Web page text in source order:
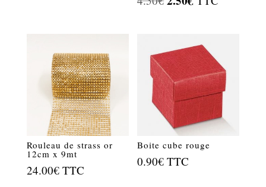
était :
4.50€.
est :
2.50€.
Rouleau de strass or
12cm x 9mt
24.00€ TTC
Boite cube rouge
0.90€ TTC